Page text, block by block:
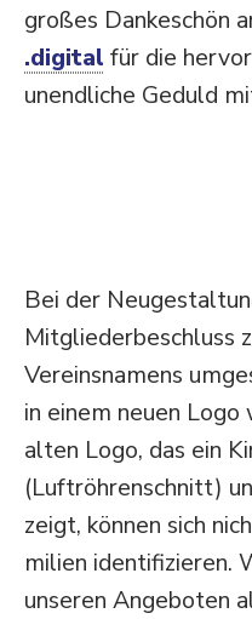
großes Danke­schön
.digital für die
unend­liche Geduld
Bei der
Mitglie­der­be­schluss
Vereins­namens
in einem neuen
alten Logo, das ein
(Luftröh­ren­schnitt)
zeigt, können sich
milien identi­fi­zieren.
unseren Angeboten